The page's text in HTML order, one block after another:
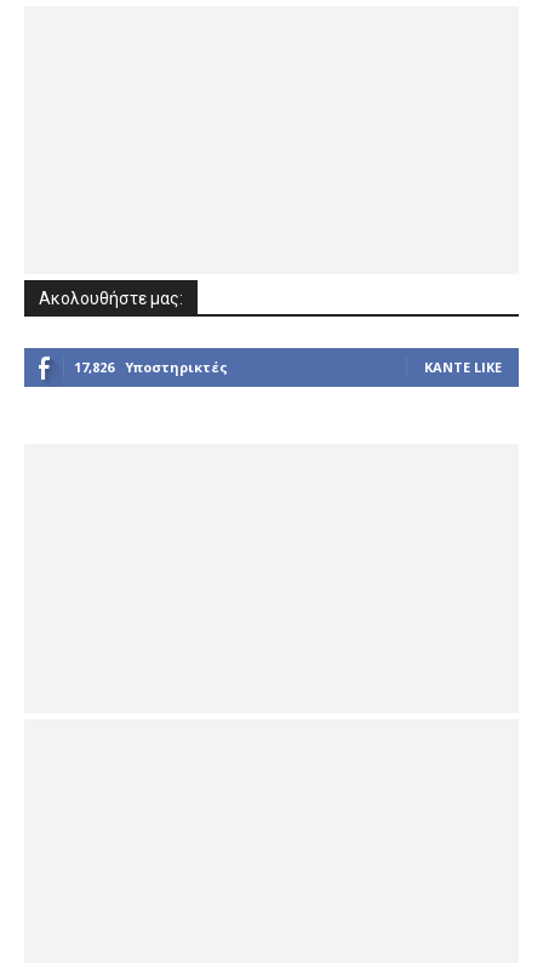
Ακολουθήστε μας:
17,826 Υποστηρικτές ΚΆΝΤΕ LIKE